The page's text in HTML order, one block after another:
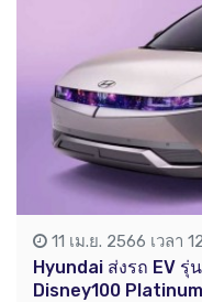
11 เม.ย. 2566 เวลา
Hyundai ส่งรถ EV รุ่
Disney100